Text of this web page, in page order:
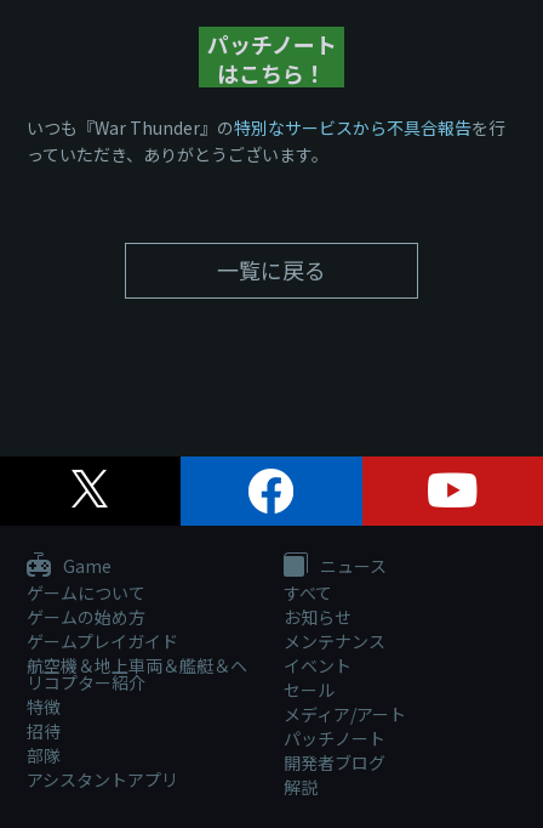
パッチノート
はこちら！
いつも『War Thunder』の特別なサービスから不具合報告を行
っていただき、ありがとうございます。
一覧に戻る
Game
ゲームについて
ゲームの始め方
ゲームプレイガイド
航空機＆地上車両＆艦艇＆ヘ
リコプター紹介
特徴
招待
部隊
アシスタントアプリ
ニュース
すべて
お知らせ
メンテナンス
イベント
セール
メディア/アート
パッチノート
開発者ブログ
解説